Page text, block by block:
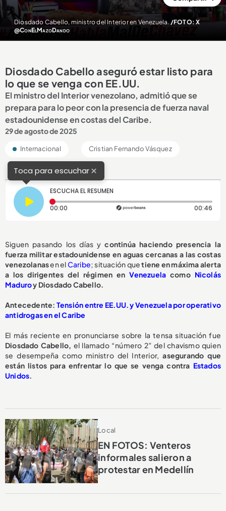
Diosdado Cabello, ministro del Interior en Venezuela. /FOTO: X
@ConElMazoDando
Diosdado Cabello aseguró estar listo para
lo que se venga con EE.UU.
El ministro del Interior venezolano, admitió que se
prepara para lo peor con la presencia de fuerza naval
estadounidense en costas del Caribe.
29 de agosto de 2025
Internacional Cristian Fernando Vásquez
Toca para escuchar×
ESCUCHA EL RESUMEN
00:00 Tiempo transcurrido: 0 segundos 00:46
Siguen pasando los días ycontinúa haciendo presencia la
fuerza militar estadounidense en aguas cercanas a las costas
venezolanasen elCaribe; situación quetiene en máxima alerta
a los dirigentes del régimen en Venezuela como Nicolás
Maduroy Diosdado Cabello.
Antecedente: Tensión entre EE.UU. y Venezuela por operativo
antidrogas en el Caribe
El más reciente en pronunciarse sobre la tensa situación fue
Diosdado Cabello, el llamado “número 2” del chavismo quien
se desempeña como ministro del Interior,asegurando que
están listos para enfrentar lo que se venga contra Estados
Unidos.
Local
EN FOTOS: Venteros
informales salieron a
protestar en Medellín